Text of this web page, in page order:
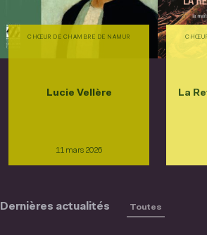
CHŒUR DE CHAMBRE DE NAMUR
Lucie Vellère
11 mars 2026
La
Dernières actualités Toutes